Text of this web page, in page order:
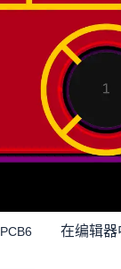
PCB6 在编辑器